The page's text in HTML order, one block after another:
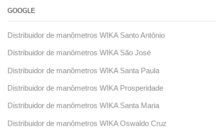
GOOGLE
Distribuidor de manômetros WIKA Santo Antônio
Distribuidor de manômetros WIKA São José
Distribuidor de manômetros WIKA Santa Paula
Distribuidor de manômetros WIKA Prosperidade
Distribuidor de manômetros WIKA Santa Maria
Distribuidor de manômetros WIKA Oswaldo Cruz